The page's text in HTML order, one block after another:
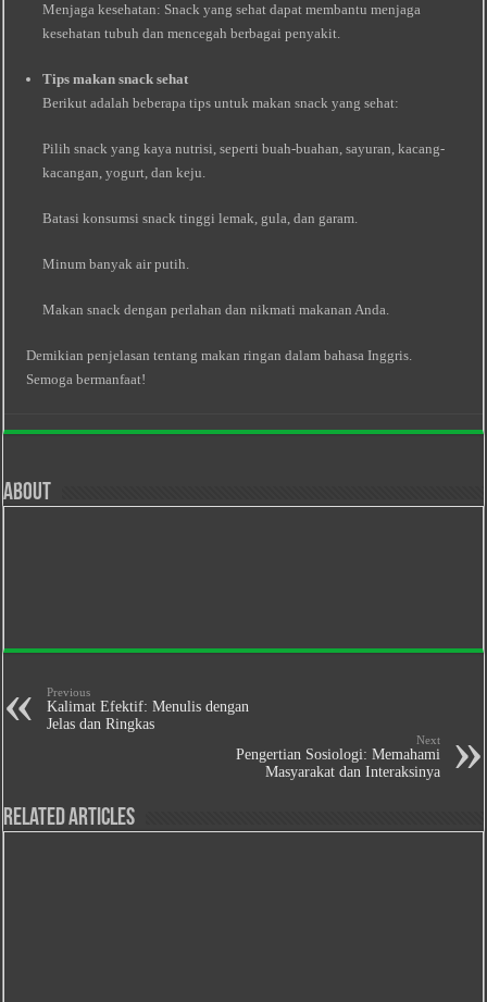
Menjaga kesehatan: Snack yang sehat dapat membantu menjaga
kesehatan tubuh dan mencegah berbagai penyakit.
Tips makan snack sehat
Berikut adalah beberapa tips untuk makan snack yang sehat:
Pilih snack yang kaya nutrisi, seperti buah-buahan, sayuran, kacang-
kacangan, yogurt, dan keju.
Batasi konsumsi snack tinggi lemak, gula, dan garam.
Minum banyak air putih.
Makan snack dengan perlahan dan nikmati makanan Anda.
Demikian penjelasan tentang makan ringan dalam bahasa Inggris.
Semoga bermanfaat!
About
Previous
Kalimat Efektif: Menulis dengan
Jelas dan Ringkas
Next
Pengertian Sosiologi: Memahami
Masyarakat dan Interaksinya
Related Articles